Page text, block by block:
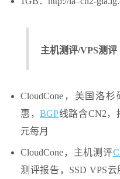
主机测评/VPS测评
CloudCone，美国洛
惠，BGP线路含CN2，
元每月
CloudCone，主机测评
测评报告，SSD VPS